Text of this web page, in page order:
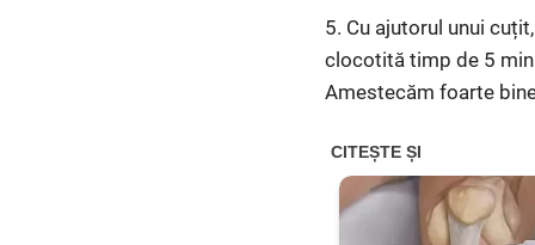
5. Cu ajutorul unui
clocotită timp de 5
Amestecăm foarte